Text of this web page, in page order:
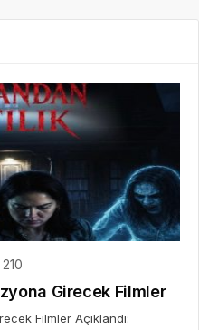
210
Girecek Filmler
Filmler Açıklandı: